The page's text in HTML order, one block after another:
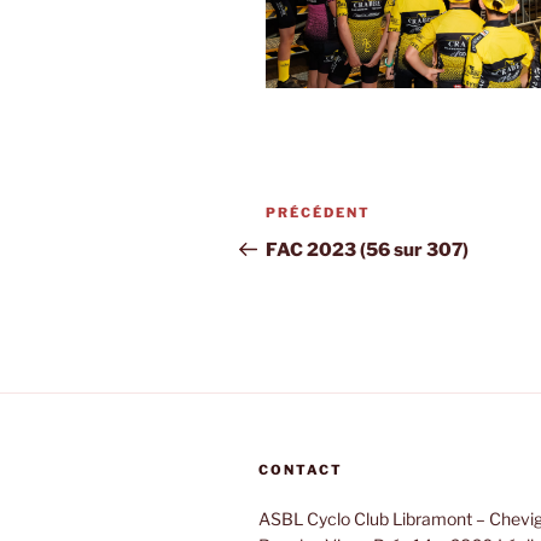
Navigation
de
Article
précédent
PRÉCÉDENT
FAC 2023 (56 sur 307)
CONTACT
ASBL Cyclo Club Libramont –